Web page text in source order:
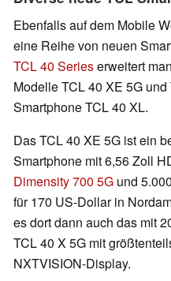
Ebenfalls auf dem Mobile
eine Reihe von neuen
TCL 40 Serieserweitert
Modelle TCL 40 XE 5G
Smartphone TCL 40 XL.
Das TCL 40 XE 5G ist ein
Smartphone mit 6,56 Zoll
Dimensity 700 5G und
für 170 US-Dollar in
es dort dann auch das mit
TCL 40 X 5G mit
NXTVISION-Display.